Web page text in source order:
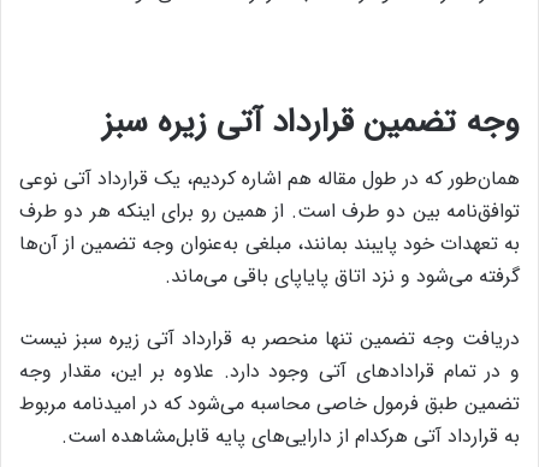
وجه تضمین قرارداد آتی زیره سبز
همان‌طور که در طول مقاله هم اشاره کردیم، یک قرارداد آتی نوعی
توافق‌نامه بین دو طرف است. از همین رو برای اینکه هر دو طرف
به تعهدات خود پایبند بمانند، مبلغی به‌عنوان وجه تضمین از آن‌ها
گرفته می‌شود و نزد اتاق پایاپای باقی می‌ماند.
دریافت وجه تضمین تنها منحصر به قرارداد آتی زیره سبز نیست
و در تمام قرادادهای آتی وجود دارد. علاوه بر این، مقدار وجه
تضمین طبق فرمول خاصی محاسبه می‌شود که در امیدنامه مربوط
به قرارداد آتی هرکدام از دارایی‌های پایه قابل‌مشاهده است.